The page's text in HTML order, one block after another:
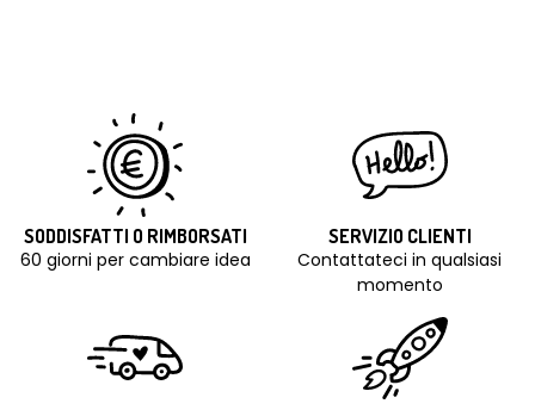
SODDISFATTI O RIMBORSATI
60 giorni per cambiare idea
SERVIZIO CLIENTI
Contattateci in qualsiasi
momento